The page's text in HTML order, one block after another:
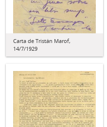
Carta de Tristán Marof,
14/7/1929